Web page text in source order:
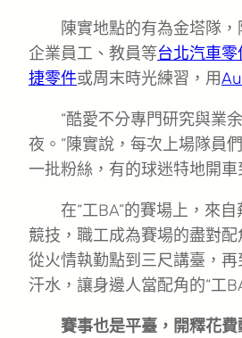
陳實地點的有為金塔隊
企業員工、教員等台北汽車零
捷零件或周末時光練習，用
“酷愛不分專門研究與業
夜。”陳實說，每次上場隊員
一批粉絲，有的球迷特地開
在“工BA”的賽場上，來
競技，職工成為賽場的盡對
從火情執勤點到三尺講臺，
汗水，讓身邊人當配角的“工
賽事也是平臺，開釋花費